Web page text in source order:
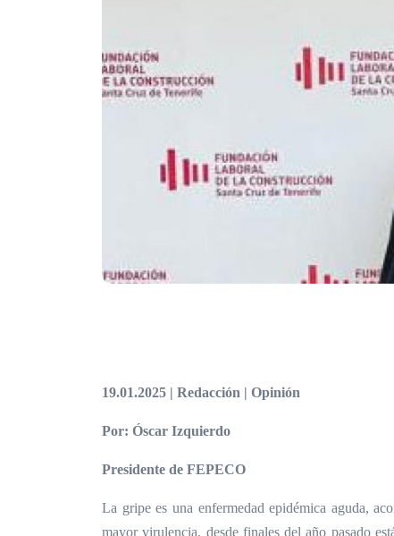
19.01.2025 | Redacción | Opinión
Por: Óscar Izquierdo
Presidente de FEPECO
La gripe es una enfermedad epidémica aguda,
mayor virulencia, desde finales del año pasado